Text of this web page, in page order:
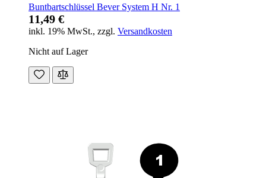
Buntbartschlüssel Bever System H Nr. 1
11,49 €
inkl. 19% MwSt., zzgl. Versandkosten
Nicht auf Lager